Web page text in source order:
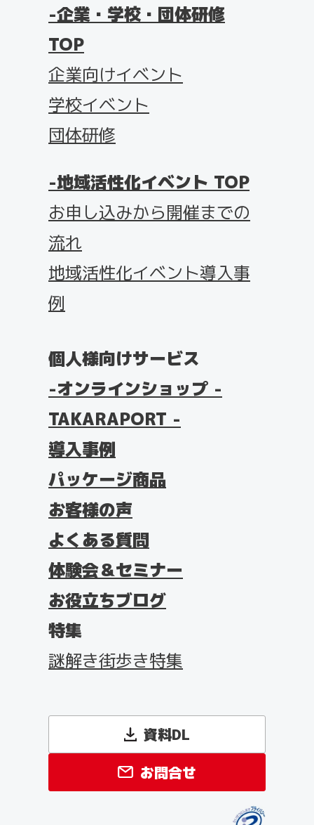
企業・学校・団体研修
TOP
企業向けイベント
学校イベント
団体研修
地域活性化イベント TOP
お申し込みから開催までの
流れ
地域活性化イベント導入事
例
個人様向けサービス
オンラインショップ -
TAKARAPORT -
導入事例
パッケージ商品
お客様の声
よくある質問
体験会＆セミナー
お役立ちブログ
特集
謎解き街歩き特集
資料DL
お問合せ